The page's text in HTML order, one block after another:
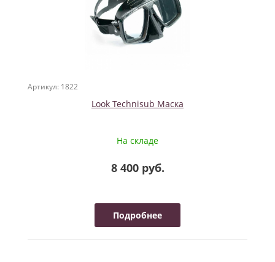
Артикул: 1822
Look Technisub Маска
На складе
8 400 руб.
Подробнее